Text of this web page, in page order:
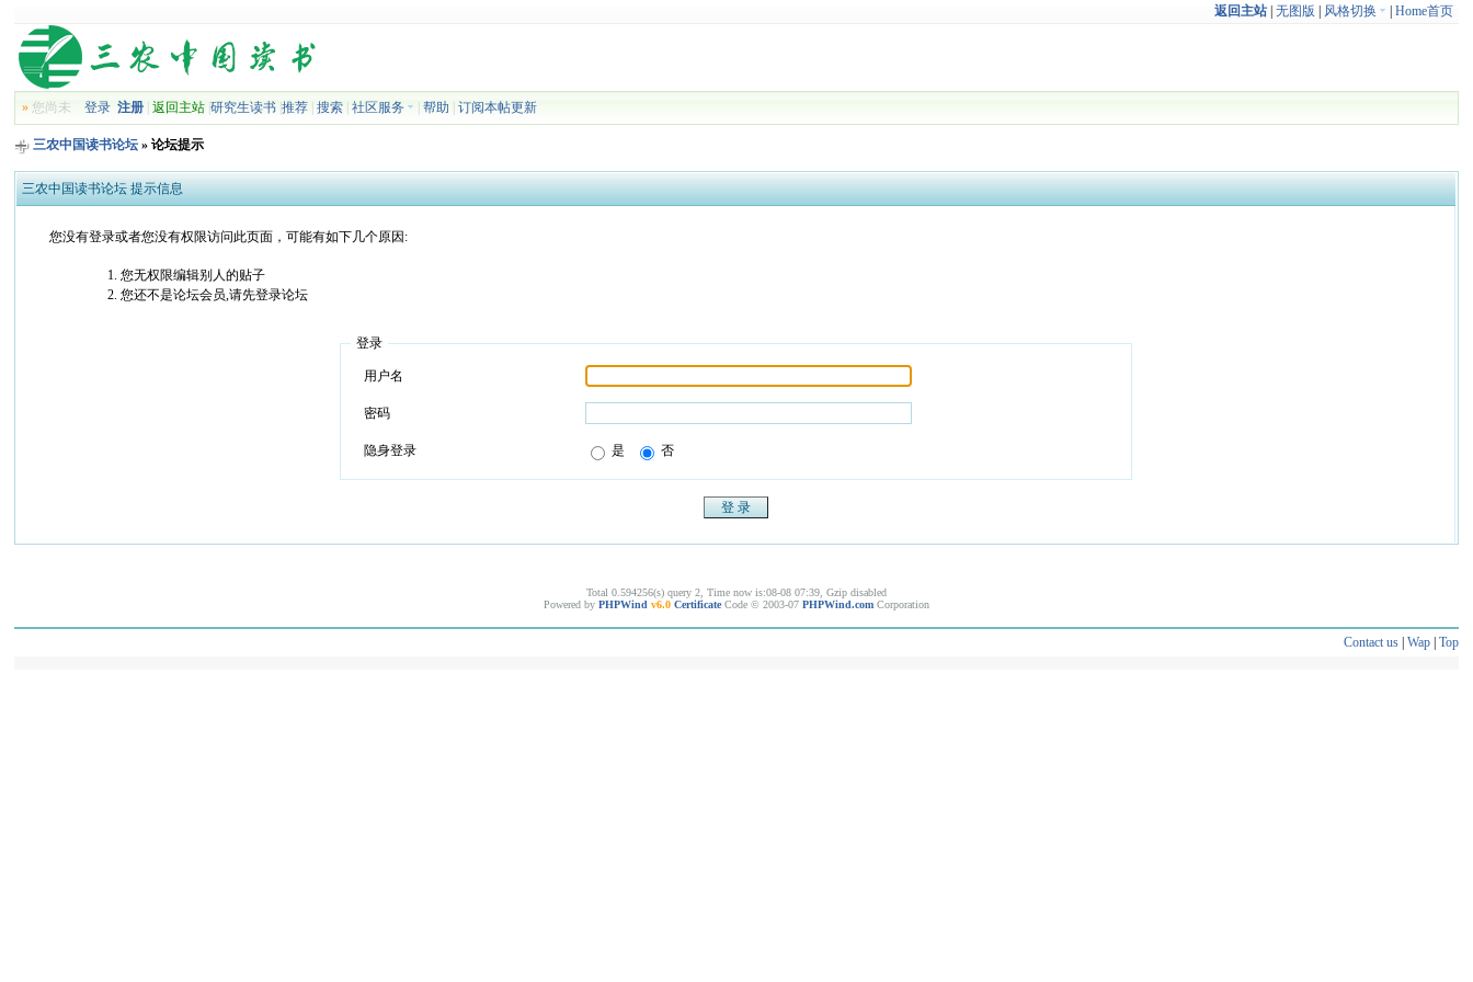
返回主站| 无图版 风格切换 Home首页
» 您尚未登录 注册 |返回主站 |研究生读书 |推荐 |搜索 |社区服务 |帮助 |订阅本帖更新
三农中国读书论坛 » 论坛提示
三农中国读书论坛 提示信息
您没有登录或者您没有权限访问此页面，可能有如下几个原因:
您无权限编辑别人的贴子
您还不是论坛会员,请先登录论坛
登录
用户名
密码
隐身登录 是 否
Total 0.594256(s) query 2, Time now is:08-08 07:39, Gzip disabled
Powered by PHPWind v6.0 Certificate Code © 2003-07 PHPWind.com Corporation
Contact us| Wap| Top